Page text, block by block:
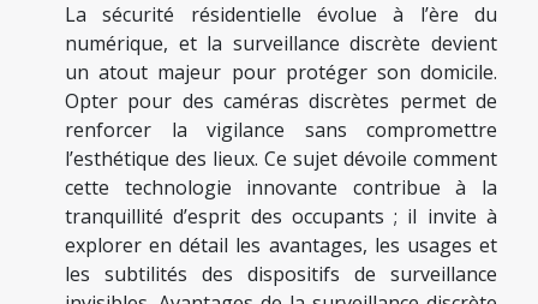
La sécurité résidentielle évolue à l’ère du
numérique, et la surveillance discrète devient
un atout majeur pour protéger son domicile.
Opter pour des caméras discrètes permet de
renforcer la vigilance sans compromettre
l’esthétique des lieux. Ce sujet dévoile comment
cette technologie innovante contribue à la
tranquillité d’esprit des occupants ; il invite à
explorer en détail les avantages, les usages et
les subtilités des dispositifs de surveillance